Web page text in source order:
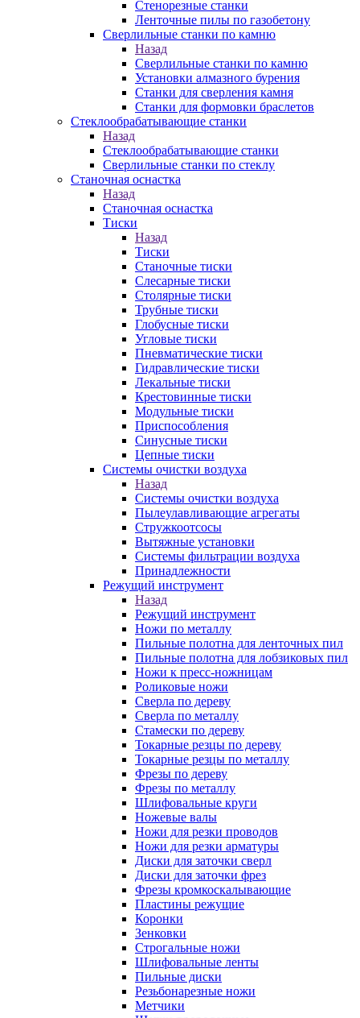
Стенорезные станки
Ленточные пилы по газобетону
Сверлильные станки по камню
Назад
Сверлильные станки по камню
Установки алмазного бурения
Станки для сверления камня
Станки для формовки браслетов
Стеклообрабатывающие станки
Назад
Стеклообрабатывающие станки
Сверлильные станки по стеклу
Станочная оснастка
Назад
Станочная оснастка
Тиски
Назад
Тиски
Станочные тиски
Слесарные тиски
Столярные тиски
Трубные тиски
Глобусные тиски
Угловые тиски
Пневматические тиски
Гидравлические тиски
Лекальные тиски
Крестовинные тиски
Модульные тиски
Приспособления
Синусные тиски
Цепные тиски
Системы очистки воздуха
Назад
Системы очистки воздуха
Пылеулавливающие агрегаты
Стружкоотсосы
Вытяжные установки
Системы фильтрации воздуха
Принадлежности
Режущий инструмент
Назад
Режущий инструмент
Ножи по металлу
Пильные полотна для ленточных пил
Пильные полотна для лобзиковых пил
Ножи к пресс-ножницам
Роликовые ножи
Сверла по дереву
Сверла по металлу
Стамески по дереву
Токарные резцы по дереву
Токарные резцы по металлу
Фрезы по дереву
Фрезы по металлу
Шлифовальные круги
Ножевые валы
Ножи для резки проводов
Ножи для резки арматуры
Диски для заточки сверл
Диски для заточки фрез
Фрезы кромкоскалывающие
Пластины режущие
Коронки
Зенковки
Строгальные ножи
Шлифовальные ленты
Пильные диски
Резьбонарезные ножи
Метчики